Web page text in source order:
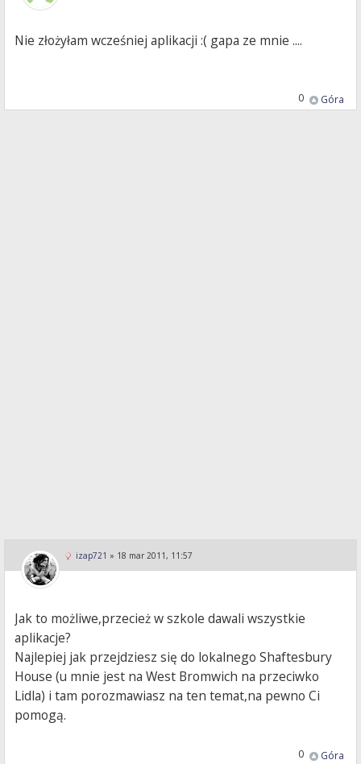
Nie złożyłam wcześniej aplikacji :( gapa ze mnie ....
Góra
0
izap721 » 18 mar 2011, 11:57
Jak to możliwe,przecież w szkole dawali wszystkie
aplikacje?
Najlepiej jak przejdziesz się do lokalnego Shaftesbury
House (u mnie jest na West Bromwich na przeciwko
Lidla) i tam porozmawiasz na ten temat,na pewno Ci
pomogą.
Góra
0